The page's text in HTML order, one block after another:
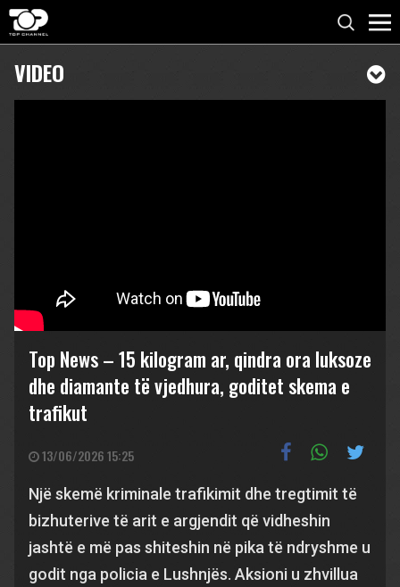
VIDEO
Top News – 15 kilogram ar, qindra ora luksoze
dhe diamante të vjedhura, goditet skema e
trafikut
13/06/2026 15:25
Një skemë kriminale trafikimit dhe tregtimit të
bizhuterive të arit e argjendit që vidheshin
jashtë e më pas shiteshin në pika të ndryshme u
godit nga policia e Lushnjës. Aksioni u zhvillua